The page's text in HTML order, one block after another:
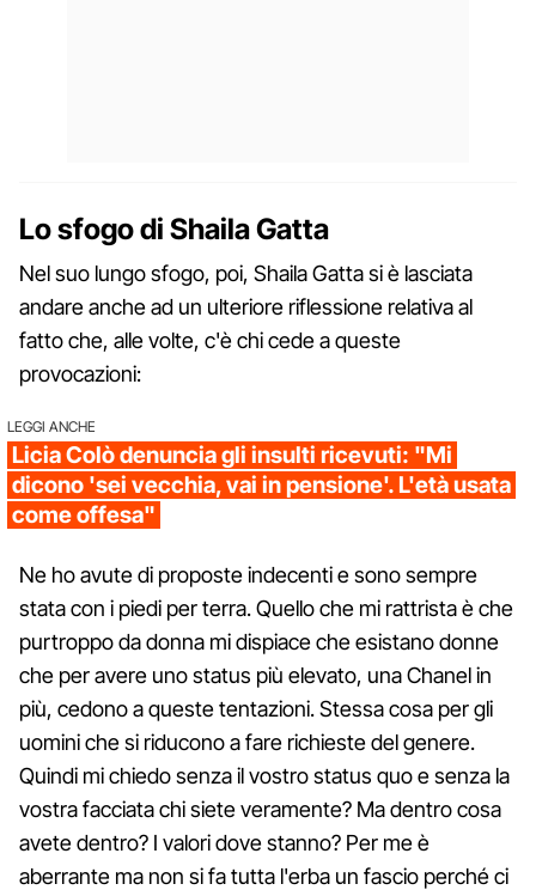
Lo sfogo di Shaila Gatta
Nel suo lungo sfogo, poi, Shaila Gatta si è lasciata
andare anche ad un ulteriore riflessione relativa al
fatto che, alle volte, c'è chi cede a queste
provocazioni:
LEGGI ANCHE
Licia Colò denuncia gli insulti ricevuti: "Mi
dicono 'sei vecchia, vai in pensione'. L'età usata
come offesa"
Ne ho avute di proposte indecenti e sono sempre
stata con i piedi per terra. Quello che mi rattrista è che
purtroppo da donna mi dispiace che esistano donne
che per avere uno status più elevato, una Chanel in
più, cedono a queste tentazioni. Stessa cosa per gli
uomini che si riducono a fare richieste del genere.
Quindi mi chiedo senza il vostro status quo e senza la
vostra facciata chi siete veramente? Ma dentro cosa
avete dentro? I valori dove stanno? Per me è
aberrante ma non si fa tutta l'erba un fascio perché ci